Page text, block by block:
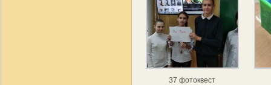
37 фотоквест